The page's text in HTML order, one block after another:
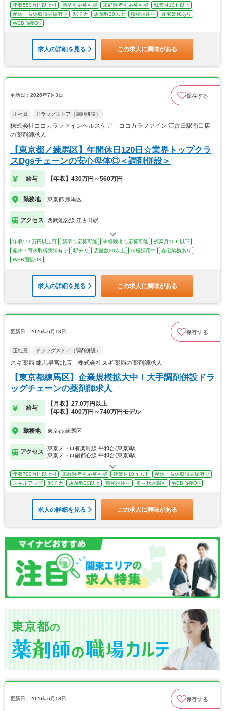
年収550万円以上可 新卒も応募可能 未経験者も応募可能
残業月10ｈ以下
産休・育休取得実績有り
駅チカ 店舗数30以上 積極採用中
在宅業務あり
WEB面接OK
求人の詳細を見る この求人に興味がある
更新日：2026年7月3日 保存する
正社員 ドラッグストア（調剤併設）
株式会社ココカラファインヘルスケア ココカラファイン 江古田駅南口店
の薬剤師求人
【東京都／練馬区】年間休日120日☆業界トップクラ
スDgsチェーンの安心母体◎＜調剤併設＞
給与 【年収】430万円～560万円
勤務地 東京都 練馬区
アクセス 西武池袋線 江古田駅
年収550万円以上可 新卒も応募可能 未経験者も応募可能
残業月10ｈ以下
産休・育休取得実績有り
駅チカ 店舗数30以上 積極採用中
在宅業務あり
WEB面接OK
求人の詳細を見る この求人に興味がある
更新日：2026年6月18日 保存する
正社員 ドラッグストア（調剤併設）
スギ薬局 練馬早宮北店 株式会社スギ薬局の薬剤師求人
【東京都練馬区】企業規模拡大中！大手調剤併設ドラ
ッグチェーンの薬剤師求人
給与
【月収】27.0万円以上
【年収】400万円～740万円モデル
勤務地 東京都 練馬区
アクセス
東京メトロ有楽町線 平和台(東京)駅
東京メトロ副都心線 平和台(東京)駅
年収700万円以上可 未経験者も応募可能 残業月10ｈ以下
産休・育休取得実績有り
スキルアップ
駅チカ 店舗数30以上 積極採用中 夏～秋入職可 WEB面接OK
求人の詳細を見る この求人に興味がある
東京都の
更新日：2026年6月18日 保存する